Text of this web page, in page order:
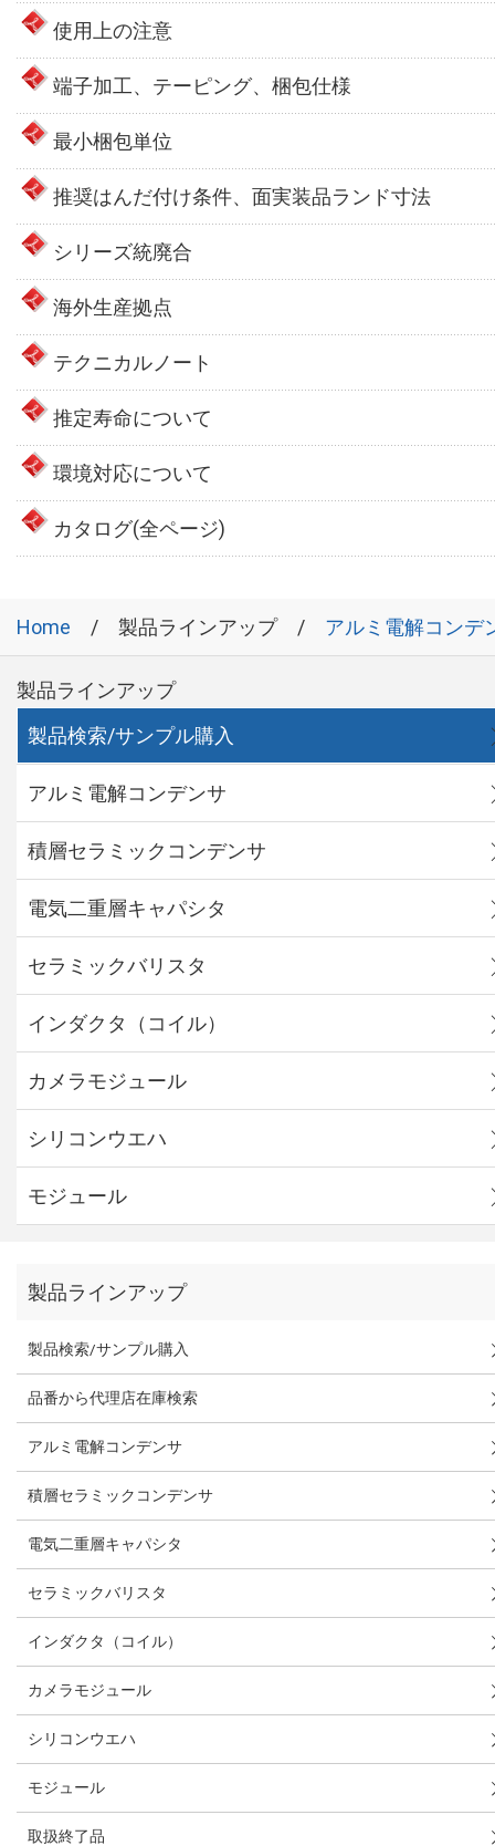
使用上の注意
端子加工、テーピング、梱包仕様
最小梱包単位
推奨はんだ付け条件、面実装品ランド寸法
シリーズ統廃合
海外生産拠点
テクニカルノート
推定寿命について
環境対応について
カタログ(全ページ)
Home 製品ラインアップ アルミ電解コンデ
製品ラインアップ
製品検索/サンプル購入
アルミ電解コンデンサ
積層セラミックコンデンサ
電気二重層キャパシタ
セラミックバリスタ
インダクタ（コイル）
カメラモジュール
シリコンウエハ
モジュール
製品ラインアップ
製品検索/サンプル購入
品番から代理店在庫検索
アルミ電解コンデンサ
積層セラミックコンデンサ
電気二重層キャパシタ
セラミックバリスタ
インダクタ（コイル）
カメラモジュール
シリコンウエハ
モジュール
取扱終了品